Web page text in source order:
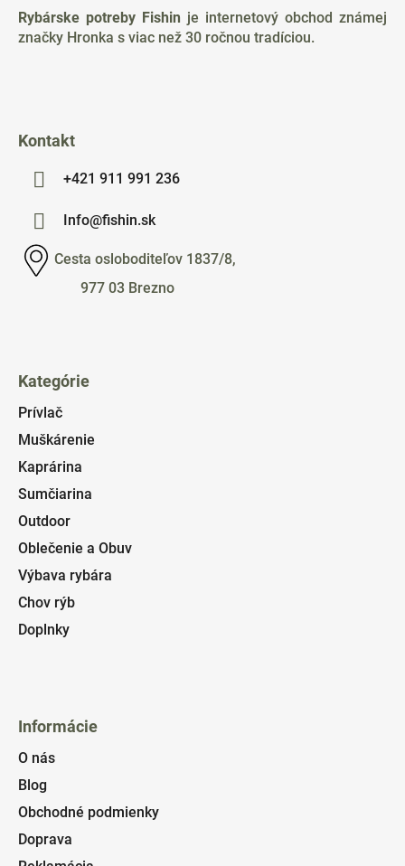
Rybárske potreby Fishin je internetový obchod známej
značky Hronka s viac než 30 ročnou tradíciou.
Kontakt
+421 911 991 236
Info@fishin.sk
Cesta osloboditeľov 1837/8,
977 03 Brezno
Kategórie
Prívlač
Muškárenie
Kaprárina
Sumčiarina
Outdoor
Oblečenie a Obuv
Výbava rybára
Chov rýb
Doplnky
Informácie
O nás
Blog
Obchodné podmienky
Doprava